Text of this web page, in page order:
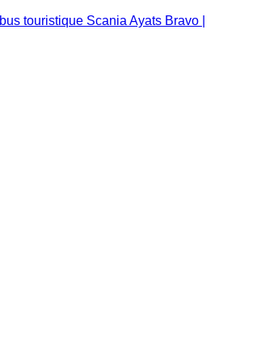
bus touristique Scania Ayats Bravo |